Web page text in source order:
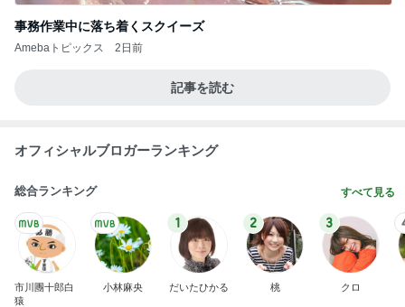
事務作業中に落ち着くスクイーズ
Amebaトピックス 2日前
記事を読む
オフィシャルブロガーランキング
総合ランキング すべて見る
市川團十郎白
猿
小林麻央
1
だいたひかる
2
桃
3
クロ